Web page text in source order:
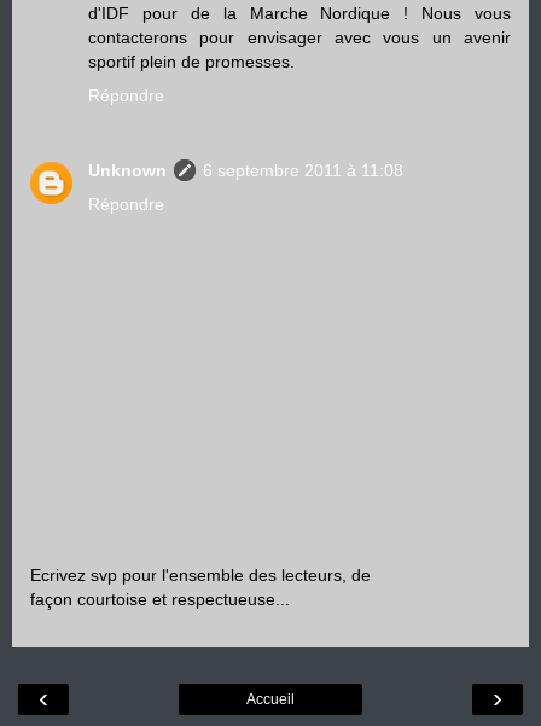
d'IDF pour de la Marche Nordique ! Nous vous
contacterons pour envisager avec vous un avenir
sportif plein de promesses.
Répondre
Unknown
6 septembre 2011 à 11:08
Répondre
Ecrivez svp pour l'ensemble des lecteurs, de
façon courtoise et respectueuse...
‹ ›
Accueil